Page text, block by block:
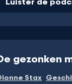
Luister de
gezonken
Stax